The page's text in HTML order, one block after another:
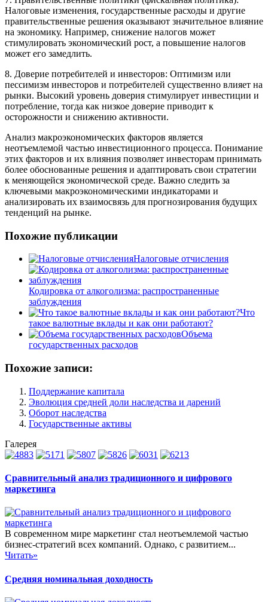
Налоговые изменения, государственные расходы и другие
правительственные решения оказывают значительное влияние
на экономику. Например, снижение налогов может
стимулировать экономический рост, а повышение налогов
может его замедлить.
8. Доверие потребителей и инвесторов: Оптимизм или
пессимизм инвесторов и потребителей существенно влияет на
рынки. Высокий уровень доверия стимулирует инвестиции и
потребление, тогда как низкое доверие приводит к
осторожности и снижению активности.
Анализ макроэкономических факторов является
неотъемлемой частью инвестиционного процесса. Понимание
этих факторов и их влияния позволяет инвесторам принимать
более обоснованные решения и адаптировать свои стратегии
к меняющейся экономической среде. Важно следить за
ключевыми макроэкономическими индикаторами и
анализировать их взаимосвязь для прогнозирования будущих
тенденций на рынке.
Похожие публикации
Налоговые отчисления
Кодировка от алкоголизма: распространенные
заблуждения
Что
такое валютные вклады и как они работают?
Объема
государственных расходов
Похожие записи:
Поддержание капитала
Эволюция средней доли наследства и дарений
Оборот наследства
Государственные активы
Галерея
Сравнительный анализ традиционного и цифрового
маркетинга
В современном мире маркетинг стал неотъемлемой частью
бизнес-стратегий всех компаний. Однако, с развитием...
Читать»
Средняя номинальная доходность